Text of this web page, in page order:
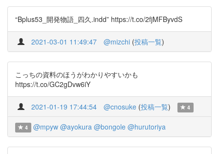
“Bplus53_開発物語_四久.indd” https://t.co/2fjMFByvdS
2021-03-01 11:49:47 @mizchi (投稿一覧)
こっちの資料のほうがわかりやすいかも
https://t.co/GC2gDvw6iY
2021-01-19 17:44:54 @cnosuke (投稿一覧) 4
4 @mpyw @ayokura @bongole @hurutoriya